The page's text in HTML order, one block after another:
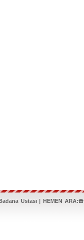
Ustası | HEMEN